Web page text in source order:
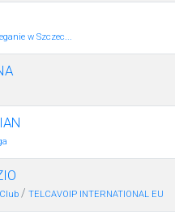
w Szczec...
/ TELCAVOIP INTERNATIONAL EU